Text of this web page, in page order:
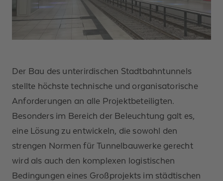
Der Bau des unterirdischen Stadtbahntunnels
stellte höchste technische und organisatorische
Anforderungen an alle Projektbeteiligten.
Besonders im Bereich der Beleuchtung galt es,
eine Lösung zu entwickeln, die sowohl den
strengen Normen für Tunnelbauwerke gerecht
wird als auch den komplexen logistischen
Bedingungen eines Großprojekts im städtischen